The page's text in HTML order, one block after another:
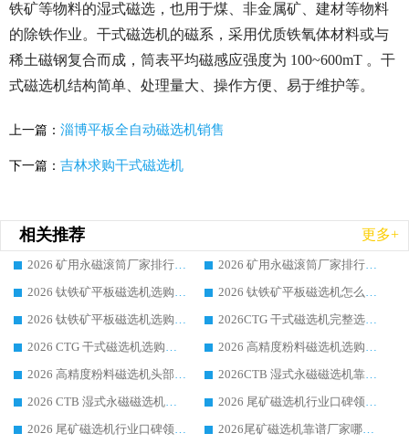
铁矿等物料的湿式磁选，也用于煤、非金属矿、建材等物料
的除铁作业。干式磁选机的磁系，采用优质铁氧体材料或与
稀土磁钢复合而成，筒表平均磁感应强度为 100~600mT 。干
式磁选机结构简单、处理量大、操作方便、易于维护等。
上一篇： 淄博平板全自动磁选机销售
下一篇： 吉林求购干式磁选机
相关推荐 更多+
2026 矿用永磁滚筒厂家排行榜选购干货指南 行业口碑标杆华体会手机网页版-华体会(中国) 实力出众
2026 矿用永磁滚筒厂家排行榜选购指南，行业口碑领域强者华体会手机网页版-华体会(中国)
2026 钛铁矿平板磁选机选购全攻略 市场公认优质品牌厂家实力排行榜
2026 钛铁矿平板磁选机怎么选 靠谱生产企业实力排行榜选购参考攻略
2026 钛铁矿平板磁选机选购指南 行业口碑优选品牌生产企业实力排行榜
2026CTG 干式磁选机完整选购指南 行业口碑顶尖靠谱生产龙头厂家实力推荐
2026 CTG 干式磁选机选购指南|行业口碑靠谱生产厂家领域强者推荐
2026 高精度粉料磁选机选购全攻略 行业优质品牌华体会手机网页版-华体会(中国) 实力深度解析
2026 高精度粉料磁选机头部厂家选购指南 行业口碑靠谱品牌推荐 领域强者华体会手机网页版-华体会(中国) 解析
2026CTB 湿式永磁磁选机靠谱厂家实力排行榜 铁矿选矿设备采购全流程选购指南
2026 CTB 湿式永磁磁选机选购指南|行业口碑良好品牌推荐，领域强者华体会手机网页版-华体会(中国)
2026 尾矿磁选机行业口碑领域强者，源头直供国内主流厂家华体会手机网页版-华体会(中国) 一站式服务
2026 尾矿磁选机行业口碑领域强者，源头直供国内主流厂家华体会手机网页版-华体会(中国) 一站式服务
2026尾矿磁选机靠谱厂家哪家好 行业口碑领域强者华体会手机网页版-华体会(中国) 推荐